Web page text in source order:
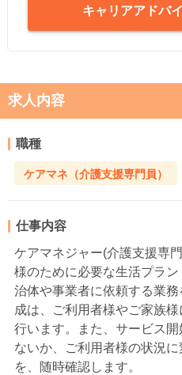
キャリアアドバ
求人内容
職種
ケアマネ（介護支援専門員）
仕事内容
ケアマネジャー(介護支援専
様のために必要な生活プラ
治体や事業者に依頼する業
成は、ご利用者様やご家族
行います。また、サービス
ないか、ご利用者様の状況
を、随時確認します。